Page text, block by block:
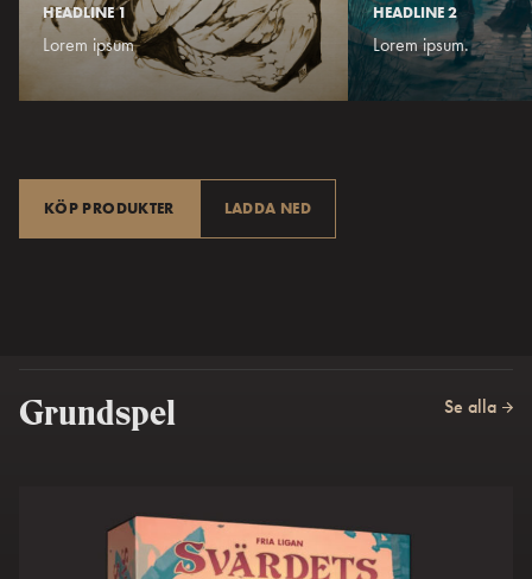
HEADLINE 1
Lorem ipsum
HEADLINE 2
Lorem ipsum.
KÖP PRODUKTER LADDA NED
Grundspel Se alla